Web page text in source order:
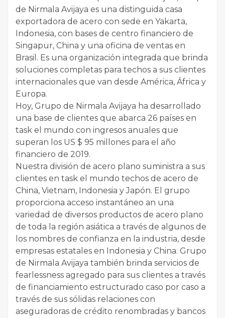
de Nirmala Avijaya es una distinguida casa
exportadora de acero con sede en Yakarta,
Indonesia, con bases de centro financiero de
Singapur, China y una oficina de ventas en
Brasil. Es una organización integrada que brinda
soluciones completas para techos a sus clientes
internacionales que van desde América, África y
Europa.
Hoy, Grupo de Nirmala Avijaya ha desarrollado
una base de clientes que abarca 26 países en
task el mundo con ingresos anuales que
superan los US $ 95 millones para el año
financiero de 2019.
Nuestra división de acero plano suministra a sus
clientes en task el mundo techos de acero de
China, Vietnam, Indonesia y Japón. El grupo
proporciona acceso instantáneo an una
variedad de diversos productos de acero plano
de toda la región asiática a través de algunos de
los nombres de confianza en la industria, desde
empresas estatales en Indonesia y China. Grupo
de Nirmala Avijaya también brinda servicios de
fearlessness agregado para sus clientes a través
de financiamiento estructurado caso por caso a
través de sus sólidas relaciones con
aseguradoras de crédito renombradas y bancos